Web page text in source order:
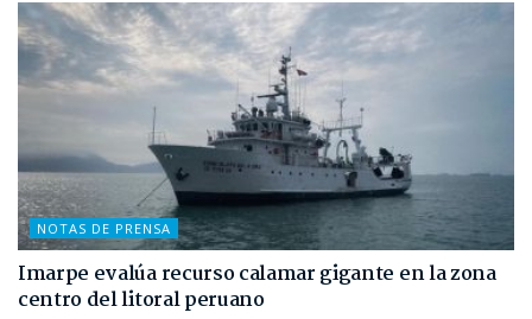
NOTAS DE PRENSA
Imarpe evalúa recurso calamar gigante en la zona
centro del litoral peruano